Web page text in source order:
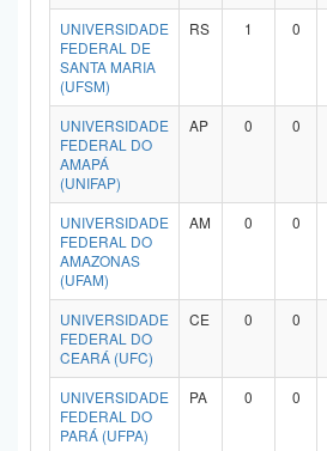
UNIVERSIDADE
FEDERAL DE
SANTA MARIA
(UFSM)
RS 1 0
UNIVERSIDADE
FEDERAL DO
AMAPÁ
(UNIFAP)
AP 0 0
UNIVERSIDADE
FEDERAL DO
AMAZONAS
(UFAM)
AM 0 0
UNIVERSIDADE
FEDERAL DO
CEARÁ (UFC)
CE 0 0
UNIVERSIDADE
FEDERAL DO
PARÁ (UFPA)
PA 0 0